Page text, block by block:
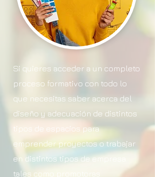
Si quieres acceder a un completo
proceso formativo con todo lo
que necesitas saber acerca del
diseño y adecuación de distintos
tipos de espacios para
emprender proyectos o trabajar
en distintos tipos de empresa
tales como promotoras